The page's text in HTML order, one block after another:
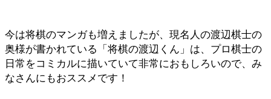
今は将棋のマンガも増えましたが、現名人の渡辺棋士の
奥様が書かれている「将棋の渡辺くん」は、プロ棋士の
日常をコミカルに描いていて非常におもしろいので、み
なさんにもおススメです！